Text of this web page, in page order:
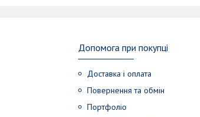
Допомога при покупці
Доставка і оплата
Повернення та обмін
Портфоліо